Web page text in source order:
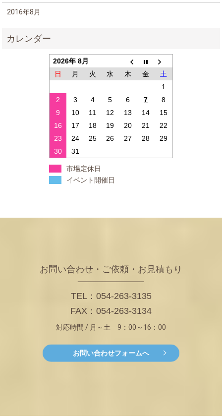
2016年8月
2026年 8月
日
月 火 水 木 金
土
1
2
3 4 5 6 7
8
9
10 11 12 13 14
15
16
17 18 19 20 21
22
23
24 25 26 27 28
29
30
31
市場定休日
イベント開催日
お問い合わせ・ご依頼・お見積もり
TEL：054-263-3135
FAX：054-263-3134
対応時間 / 月～土 9：00～16：00
お問い合わせフォームへ